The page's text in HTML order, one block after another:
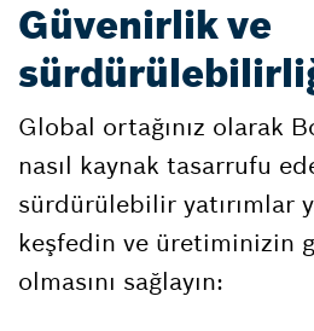
Güvenirlik ve
Global ortağınız olarak
nasıl kaynak tasarrufu
sürdürülebilir yatırımlar
keşfedin ve üretiminizin
olmasını sağlayın: